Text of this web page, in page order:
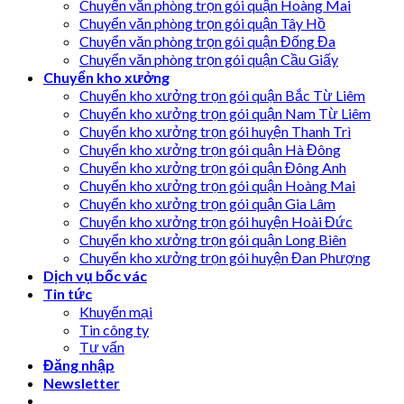
Chuyển văn phòng trọn gói quận Hoàng Mai
Chuyển văn phòng trọn gói quận Tây Hồ
Chuyển văn phòng trọn gói quận Đống Đa
Chuyển văn phòng trọn gói quận Cầu Giấy
Chuyển kho xưởng
Chuyển kho xưởng trọn gói quận Bắc Từ Liêm
Chuyển kho xưởng trọn gói quận Nam Từ Liêm
Chuyển kho xưởng trọn gói huyện Thanh Trì
Chuyển kho xưởng trọn gói quận Hà Đông
Chuyển kho xưởng trọn gói quận Đông Anh
Chuyển kho xưởng trọn gói quận Hoàng Mai
Chuyển kho xưởng trọn gói quận Gia Lâm
Chuyển kho xưởng trọn gói huyện Hoài Đức
Chuyển kho xưởng trọn gói quận Long Biên
Chuyển kho xưởng trọn gói huyện Đan Phượng
Dịch vụ bốc vác
Tin tức
Khuyến mại
Tin công ty
Tư vấn
Đăng nhập
Newsletter